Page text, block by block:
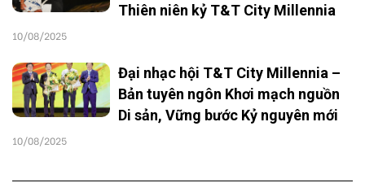
Thiên niên kỷ T&T City Millennia
10/08/2025
Đại nhạc hội T&T City Millennia –
Bản tuyên ngôn Khơi mạch nguồn
Di sản, Vững bước Kỷ nguyên mới
10/08/2025